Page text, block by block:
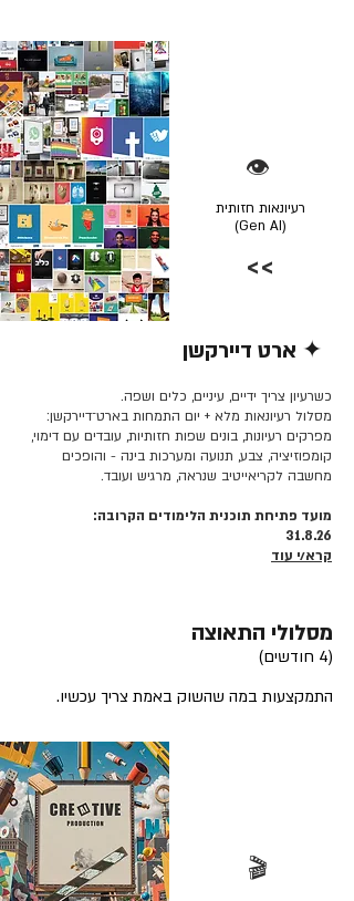
👁️
רעיונאות חזותית
(Gen AI)
>>
✦ ארט דיירקשן
כשרעיון צריך ידיים, עיניים, כלים ושפה.
מסלול רעיונאות מלא + יום התמחות בארט־דיירקשן:
מפרקים רעיונות, בונים שפות חזותיות, עובדים עם דימוי,
קומפוזיציה, צבע, תנועה ומערכות בינה - והופכים
מחשבה לקריאייטיב שנראה, מרגיש ועובד.
מועד פתיחת תוכנית הלימודים הקרובה:
31.8.26
קרא/י עוד
מסלולי התאוצה
(4 חודשים)
התמקצעות במה שהשוק באמת צריך עכשיו.
🎬